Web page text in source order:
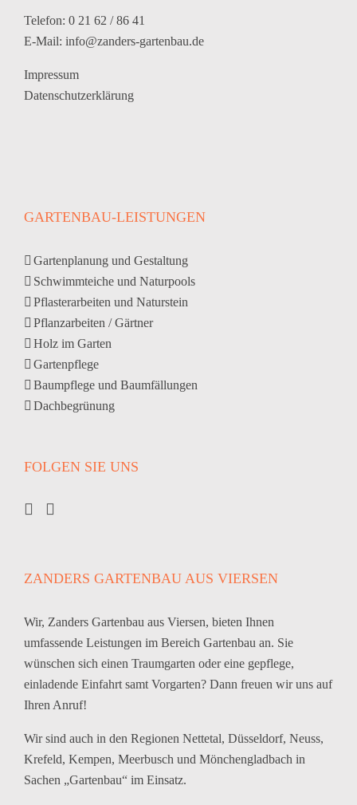
Telefon: 0 21 62 / 86 41
E-Mail: info@zanders-gartenbau.de
Impressum
Datenschutzerklärung
GARTENBAU-LEISTUNGEN
Gartenplanung und Gestaltung
Schwimmteiche und Naturpools
Pflasterarbeiten und Naturstein
Pflanzarbeiten / Gärtner
Holz im Garten
Gartenpflege
Baumpflege und Baumfällungen
Dachbegrünung
FOLGEN SIE UNS
ZANDERS GARTENBAU AUS VIERSEN
Wir, Zanders Gartenbau aus Viersen, bieten Ihnen
umfassende Leistungen im Bereich Gartenbau an. Sie
wünschen sich einen Traumgarten oder eine gepflege,
einladende Einfahrt samt Vorgarten? Dann freuen wir uns auf
Ihren Anruf!
Wir sind auch in den Regionen Nettetal, Düsseldorf, Neuss,
Krefeld, Kempen, Meerbusch und Mönchengladbach in
Sachen „Gartenbau“ im Einsatz.